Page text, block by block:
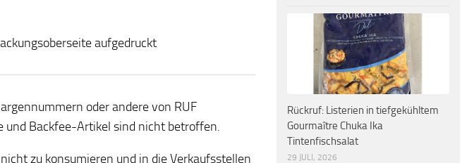
aufgedruckt
oder andere von RUF
und Backfee-Artikel sind nicht betroffen.
zu konsumieren und in die Verkaufsstellen
Rückruf: Listerien in tiefgekühltem
Gourmaître Chuka Ika
Tintenfischsalat
29 JULI, 2026